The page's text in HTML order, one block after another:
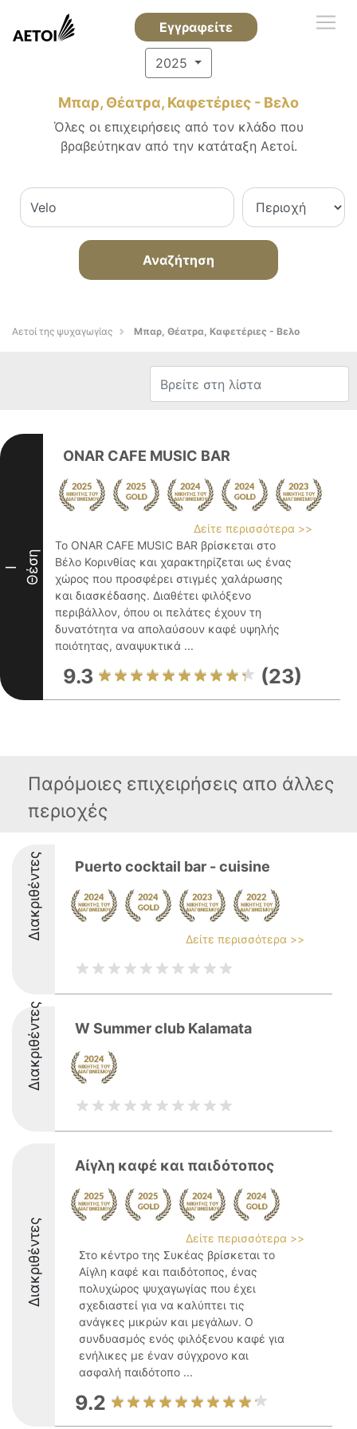
Εγγραφείτε
2025
Μπαρ, Θέατρα, Καφετέριες - Βελο
Όλες οι επιχειρήσεις από τον κλάδο που
βραβεύτηκαν από την κατάταξη Αετοί.
Αναζήτηση
Αετοί της ψυχαγωγίας Μπαρ, Θέατρα, Καφετέριες - Βελο
I Θέση
ONAR CAFE MUSIC BAR
Δείτε περισσότερα >>
Το ONAR CAFE MUSIC BAR βρίσκεται στο
Βέλο Κορινθίας και χαρακτηρίζεται ως ένας
χώρος που προσφέρει στιγμές χαλάρωσης
και διασκέδασης. Διαθέτει φιλόξενο
περιβάλλον, όπου οι πελάτες έχουν τη
δυνατότητα να απολαύσουν καφέ υψηλής
ποιότητας, αναψυκτικά ...
9.3 (23)
Παρόμοιες επιχειρήσεις απο άλλες
περιοχές
Διακριθέντες Puerto cocktail bar - cuisine
Δείτε περισσότερα >>
Διακριθέντες W Summer club Kalamata
Διακριθέντες
Αίγλη καφέ και παιδότοπος
Δείτε περισσότερα >>
Στο κέντρο της Συκέας βρίσκεται το
Αίγλη καφέ και παιδότοπος, ένας
πολυχώρος ψυχαγωγίας που έχει
σχεδιαστεί για να καλύπτει τις
ανάγκες μικρών και μεγάλων. Ο
συνδυασμός ενός φιλόξενου καφέ για
ενήλικες με έναν σύγχρονο και
ασφαλή παιδότοπο ...
9.2